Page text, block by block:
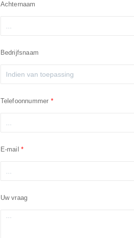
Achternaam
Bedrijfsnaam
Telefoonnummer
E-mail
Uw vraag